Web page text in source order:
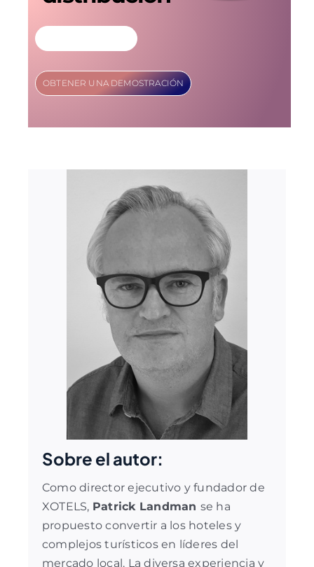
OBTENER UNA DEMOSTRACIÓN
Sobre el autor:
Como director ejecutivo y fundador de
XOTELS, Patrick Landman se ha
propuesto convertir a los hoteles y
complejos turísticos en líderes del
mercado local. La diversa experiencia y